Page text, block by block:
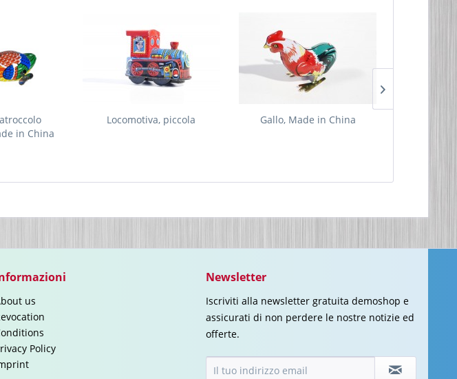
in China
Locomotiva, piccola Gallo, Made in China
us
Policy
Newsletter
Iscriviti alla newsletter gratuita demoshop e
assicurati di non perdere le nostre notizie ed
offerte.